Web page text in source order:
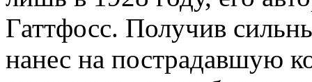
Гаттфосс. Получив
нанес на пострадавшую